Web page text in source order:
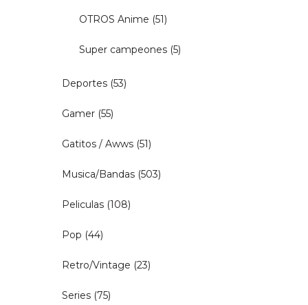
OTROS Anime (51)
Super campeones (5)
Deportes (53)
Gamer (55)
Gatitos / Awws (51)
Musica/Bandas (503)
Peliculas (108)
Pop (44)
Retro/Vintage (23)
Series (75)